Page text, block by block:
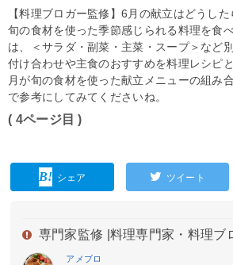
【料理ブロガー監修】6月の献立はどうし
旬の食材を使った季節感じられる料理を食
は、＜サラダ・副菜・主菜・スープ＞など
付け合わせや主食のおすすめを料理レシピ
月が旬の食材を使った献立メニューの組み
で参考にしてみてくださいね。
( 4ページ目 )
シェア ツイート
専門家監修 | 料理専門家・料理ブ
アメブロ